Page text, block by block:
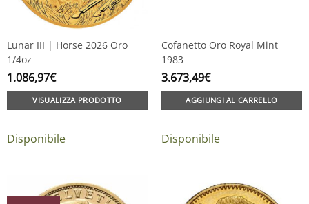
Lunar III | Horse 2026 Oro
1/4oz
1.086,97€
VISUALIZZA PRODOTTO
Disponibile
Cofanetto Oro Royal Mint
1983
3.673,49€
AGGIUNGI AL CARRELLO
Disponibile